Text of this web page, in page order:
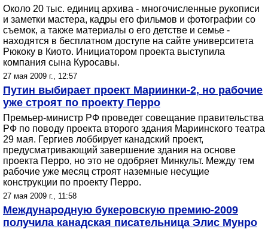
Около 20 тыс. единиц архива - многочисленные рукописи
и заметки мастера, кадры его фильмов и фотографии со
съемок, а также материалы о его детстве и семье -
находятся в бесплатном доступе на сайте университета
Рюкоку в Киото. Инициатором проекта выступила
компания сына Куросавы.
27 мая 2009 г., 12:57
Путин выбирает проект Мариинки-2, но рабочие
уже строят по проекту Перро
Премьер-министр РФ проведет совещание правительства
РФ по поводу проекта второго здания Мариинского театра
29 мая. Гергиев лоббирует канадский проект,
предусматривающий завершение здания на основе
проекта Перро, но это не одобряет Минкульт. Между тем
рабочие уже месяц строят наземные несущие
конструкции по проекту Перро.
27 мая 2009 г., 11:58
Международную букеровскую премию-2009
получила канадская писательница Элис Мунро